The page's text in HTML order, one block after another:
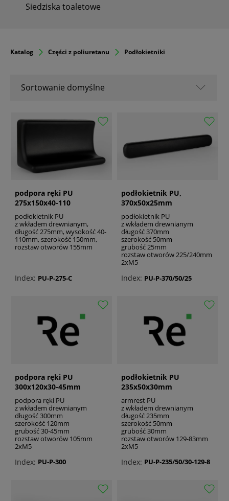
Siedziska toaletowe
Katalog Części z poliuretanu Podłokietniki
Sortowanie domyślne
Nazwa A-Z
Od popularnych
Od najnowszych
podpora ręki PU
275x150x40-110
podłokietnik PU
z wkładem drewnianym,
długość 275mm, wysokość 40-
110mm, szerokość 150mm,
rozstaw otworów 155mm
Index: PU-P-275-C
podłokietnik PU,
370x50x25mm
podłokietnik PU
z wkładem drewnianym
długość 370mm
szerokość 50mm
grubość 25mm
rozstaw otworów 225/240mm
2xM5
Index: PU-P-370/50/25
podpora ręki PU
300x120x30-45mm
podpora ręki PU
z wkładem drewnianym
długość 300mm
szerokość 120mm
grubość 30-45mm
rozstaw otworów 105mm
2xM5
Index: PU-P-300
podłokietnik PU
235x50x30mm
armrest PU
z wkładem drewnianym
długość 235mm
szerokość 50mm
grubość 30mm
rozstaw otworów 129-83mm
2xM5
Index: PU-P-235/50/30-129-8